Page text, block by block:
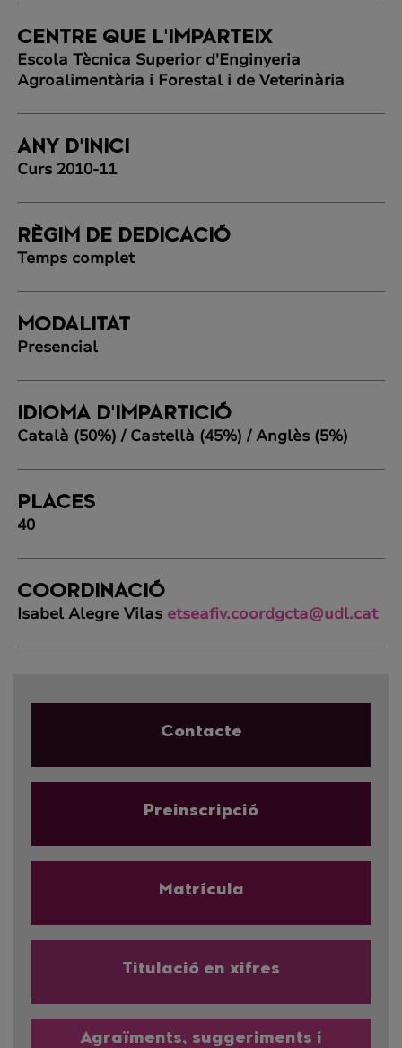
CENTRE QUE L'IMPARTEIX
Escola Tècnica Superior d'Enginyeria
Agroalimentària i Forestal i de Veterinària
ANY D'INICI
Curs 2010-11
RÈGIM DE DEDICACIÓ
Temps complet
MODALITAT
Presencial
IDIOMA D'IMPARTICIÓ
Català (50%) / Castellà (45%) / Anglès (5%)
PLACES
40
COORDINACIÓ
Isabel Alegre Vilas etseafiv.coordgcta@udl.cat
Contacte
Preinscripció
Matrícula
Titulació en xifres
Agraïments, suggeriments i